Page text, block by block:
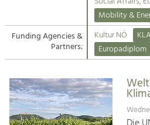
Suche
Impressum
Kontakt
Tourism
Offer Development and Positioning
Art & Culture
Crafts, Science and Research.
Mobility &
Funding Agencies &
Partners:
Kultur NÖ
Europadiplom